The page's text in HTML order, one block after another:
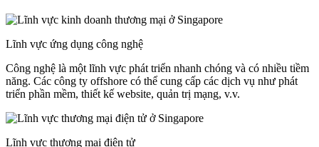
Lĩnh vực ứng dụng công nghệ
Công nghệ là một lĩnh vực phát triển nhanh chóng và có nhiều tiềm
năng. Các công ty offshore có thể cung cấp các dịch vụ như phát
triển phần mềm, thiết kế website, quản trị mạng, v.v.
Lĩnh vực thương mại điện tử